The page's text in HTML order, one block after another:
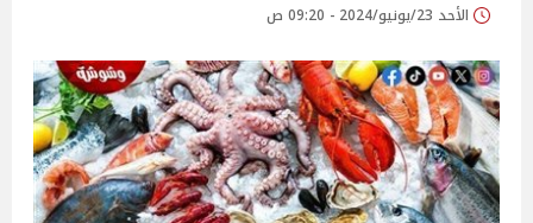
الأحد 23/يونيو/2024 - 09:20 ص